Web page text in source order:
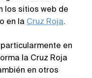
los sitios web de
en la Cruz Roja.
en
la Cruz Roja
en otros